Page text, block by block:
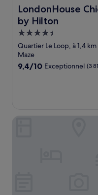
LondonHouse
by Hilton
LondonHouse
Hébergement
4.5 étoiles
Quartier Le Loop, à 1,4
Maze
9.4
9,4/10 Exceptionnel (3